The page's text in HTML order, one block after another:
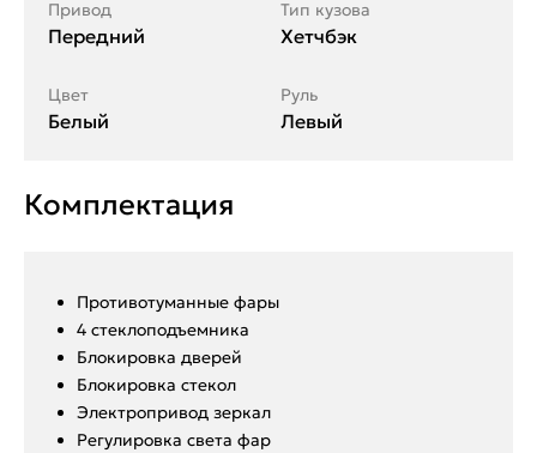
Привод
Передний
Тип кузова
Хетчбэк
Цвет
Белый
Руль
Левый
Комплектация
Противотуманные фары
4 стеклоподъемника
Блокировка дверей
Блокировка стекол
Электропривод зеркал
Регулировка света фар